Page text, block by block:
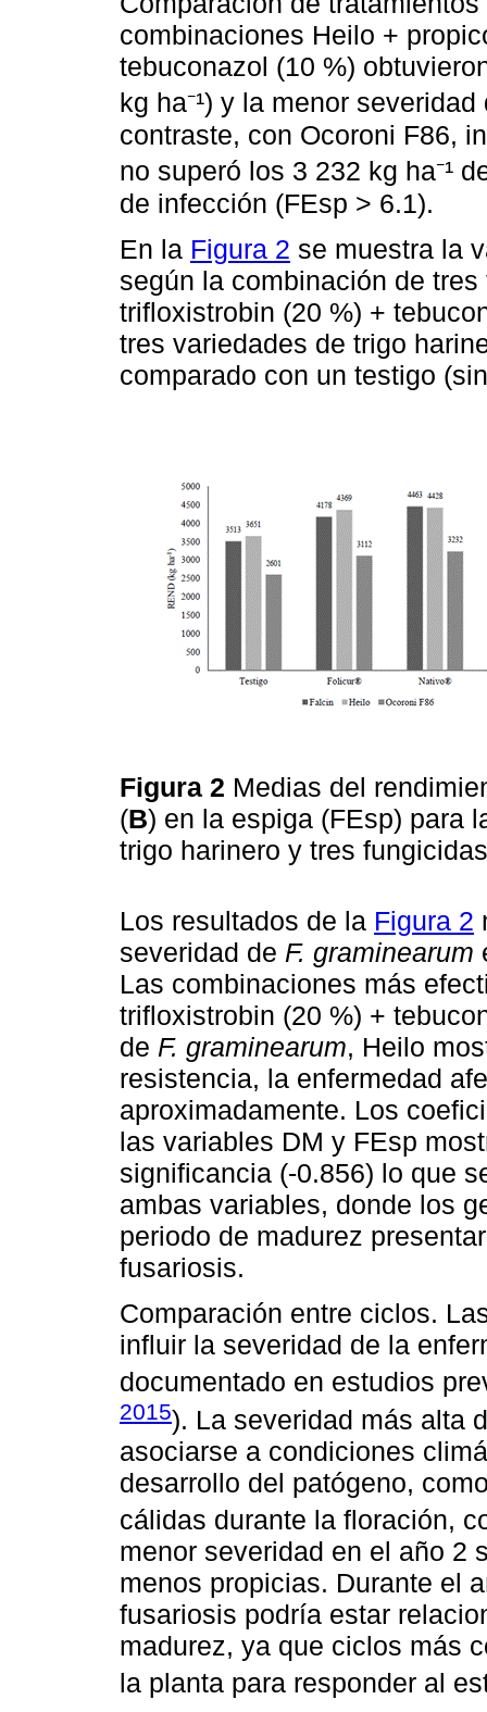
combinaciones Heilo +
tebuconazol (10 %)
kg ha⁻¹) y la menor
contraste, con Ocoroni F86,
no superó los 3 232 kg ha⁻¹
de infección (FEsp > 6.1).
En la Figura 2 se muestra la
según la combinación de
trifloxistrobin (20 %) +
tres variedades de trigo
comparado con un testigo
Figura 2 Medias del
(B) en la espiga (FEsp) para
trigo harinero y tres
Los resultados de la Figura 2
severidad de F. graminearum
Las combinaciones más
trifloxistrobin (20 %) +
de F. graminearum, Heilo
resistencia, la enfermedad
aproximadamente. Los
las variables DM y FEsp
significancia (-0.856) lo que
ambas variables, donde los
periodo de madurez
fusariosis.
Comparación entre ciclos.
influir la severidad de la
documentado en estudios
2015). La severidad más alta
asociarse a condiciones
desarrollo del patógeno,
cálidas durante la floración,
menor severidad en el año 2
menos propicias. Durante el
fusariosis podría estar
madurez, ya que ciclos más
la planta para responder al